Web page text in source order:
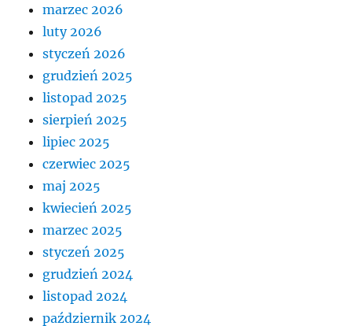
marzec 2026
luty 2026
styczeń 2026
grudzień 2025
listopad 2025
sierpień 2025
lipiec 2025
czerwiec 2025
maj 2025
kwiecień 2025
marzec 2025
styczeń 2025
grudzień 2024
listopad 2024
październik 2024